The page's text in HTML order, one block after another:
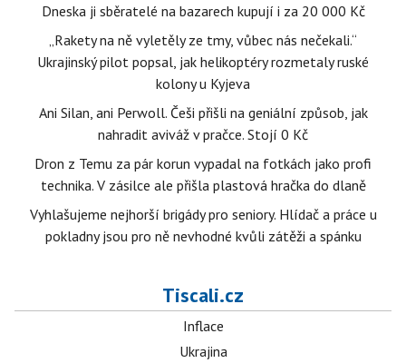
Dneska ji sběratelé na bazarech kupují i za 20 000 Kč
„Rakety na ně vyletěly ze tmy, vůbec nás nečekali.“
Ukrajinský pilot popsal, jak helikoptéry rozmetaly ruské
kolony u Kyjeva
Ani Silan, ani Perwoll. Češi přišli na geniální způsob, jak
nahradit aviváž v pračce. Stojí 0 Kč
Dron z Temu za pár korun vypadal na fotkách jako profi
technika. V zásilce ale přišla plastová hračka do dlaně
Vyhlašujeme nejhorší brigády pro seniory. Hlídač a práce u
pokladny jsou pro ně nevhodné kvůli zátěži a spánku
Tiscali.cz
Inflace
Ukrajina